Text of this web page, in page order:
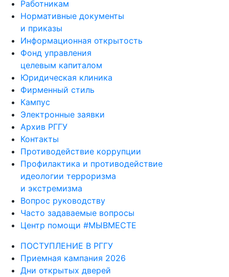
Ученый совет
Работникам
Нормативные документы
и приказы
Информационная открытость
Фонд управления
целевым капиталом
Юридическая клиника
Фирменный стиль
Кампус
Электронные заявки
Архив РГГУ
Контакты
Противодействие коррупции
Профилактика и противодействие
идеологии терроризма
и экстремизма
Вопрос руководству
Часто задаваемые вопросы
ПОСТУПЛЕНИЕ В РГГУ
Приемная кампания 2026